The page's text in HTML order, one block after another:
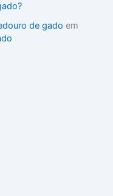
de gado em